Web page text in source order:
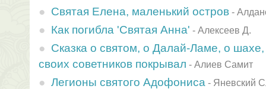
Святая Елена, маленький остров -
Как погибла 'Святая Анна' - Алексеев Д.
Сказка о святом, о Далай-Ламе, о
своих советников покрывал - Алиев Самит
Легионы святого Адофониса - Яневский